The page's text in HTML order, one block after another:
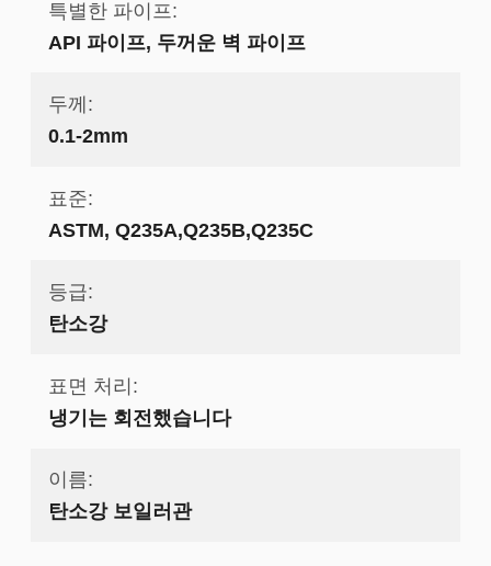
특별한 파이프:
API 파이프, 두꺼운 벽 파이프
두께:
0.1-2mm
표준:
ASTM, Q235A,Q235B,Q235C
등급:
탄소강
표면 처리:
냉기는 회전했습니다
이름:
탄소강 보일러관